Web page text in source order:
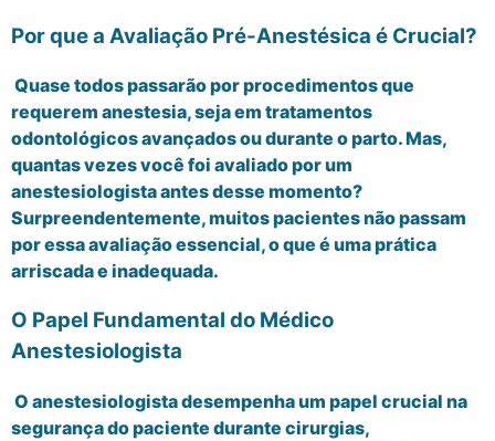
Por que a Avaliação Pré-Anestésica é Crucial?
Quase todos passarão por procedimentos que
requerem anestesia, seja em tratamentos
odontológicos avançados ou durante o parto. Mas,
quantas vezes você foi avaliado por um
anestesiologista antes desse momento?
Surpreendentemente, muitos pacientes não passam
por essa avaliação essencial, o que é uma prática
arriscada e inadequada.
O Papel Fundamental do Médico
Anestesiologista
O anestesiologista desempenha um papel crucial na
segurança do paciente durante cirurgias,